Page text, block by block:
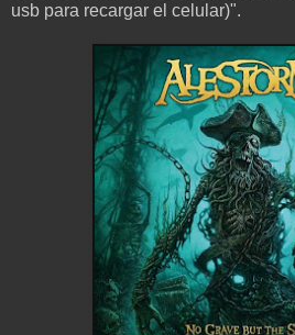
usb para recargar el celular)".